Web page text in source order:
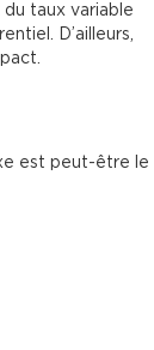
taux variable
D’ailleurs,
est peut-être le